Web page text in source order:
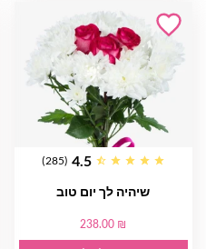
4.5
(285)
שיהיה לך יום טוב
238.00 ₪